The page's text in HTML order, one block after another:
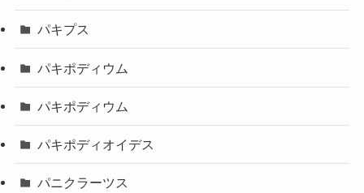
パキプス
パキポディウム
パキポディウム
パキポディオイデス
パニクラーツス